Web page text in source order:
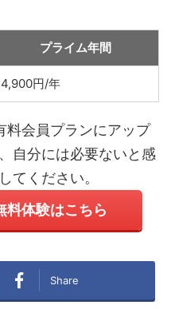
プライム年間
4,900円/年
料会員プランにアップ
自分には必要ないと感
てください。
体験はこちら
Share